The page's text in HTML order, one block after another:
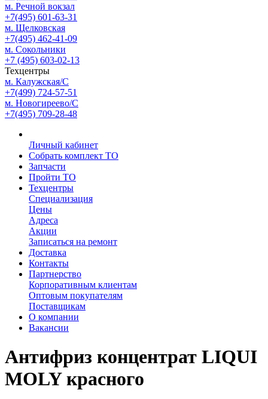
м. Речной вокзал
+7(495) 601-63-31
м. Щелковская
+7(495) 462-41-09
м. Сокольники
+7 (495) 603-02-13
Техцентры
м. Калужская/С
+7(499) 724-57-51
м. Новогиреево/С
+7(495) 709-28-48
Личный кабинет
Собрать комплект ТО
Запчасти
Пройти ТО
Техцентры
Специализация
Цены
Адреса
Акции
Записаться на ремонт
Доставка
Контакты
Партнерство
Корпоративным клиентам
Оптовым покупателям
Поставщикам
О компании
Вакансии
Антифриз концентрат LIQUI
MOLY красного